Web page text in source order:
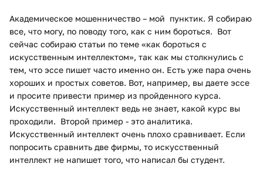
Академическое мошенничество – мой пунктик. Я собираю
все, что могу, по поводу того, как с ним бороться. Вот
сейчас собираю статьи по теме «как бороться с
искусственным интеллектом», так как мы столкнулись с
тем, что эссе пишет часто именно он. Есть уже пара очень
хороших и простых советов. Вот, например, вы даете эссе
и просите привести пример из пройденного курса.
Искусственный интеллект ведь не знает, какой курс вы
проходили. Второй пример - это аналитика.
Искусственный интеллект очень плохо сравнивает. Если
попросить сравнить две фирмы, то искусственный
интеллект не напишет того, что написал бы студент.